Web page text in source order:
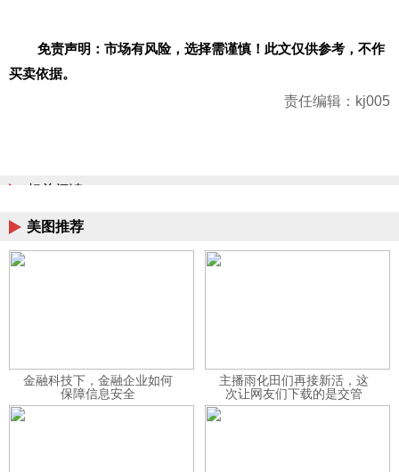
免责声明：市场有风险，选择需谨慎！此文仅供参考，不作
买卖依据。
责任编辑：kj005
相关阅读
美图推荐
金融科技下，金融企业如何
保障信息安全
主播雨化田们再接新活，这
次让网友们下载的是交管
12123APP